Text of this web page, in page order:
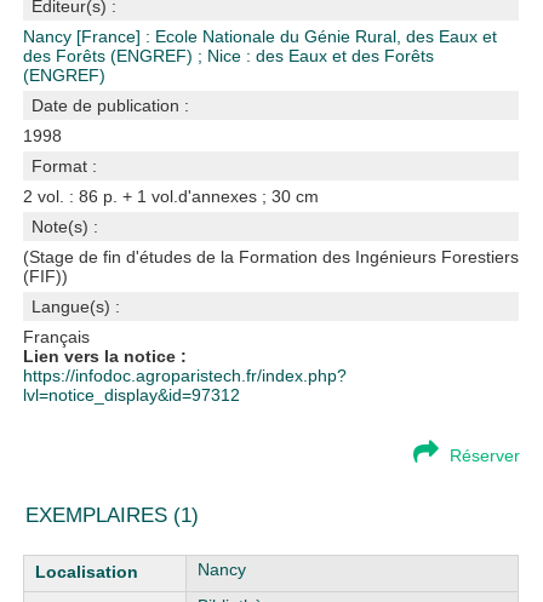
Editeur(s) :
Nancy [France] : Ecole Nationale du Génie Rural, des Eaux et
des Forêts (ENGREF) ; Nice : des Eaux et des Forêts
(ENGREF)
Date de publication :
1998
Format :
2 vol. : 86 p. + 1 vol.d'annexes ; 30 cm
Note(s) :
(Stage de fin d'études de la Formation des Ingénieurs Forestiers
(FIF))
Langue(s) :
Français
Lien vers la notice :
https://infodoc.agroparistech.fr/index.php?
lvl=notice_display&id=97312
Réserver
EXEMPLAIRES (1)
Liste des exemplaires
Nancy